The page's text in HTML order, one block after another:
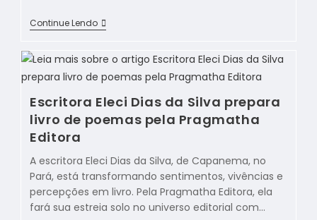
Continue Lendo
Escritora Eleci Dias da Silva prepara
livro de poemas pela Pragmatha
Editora
A escritora Eleci Dias da Silva, de Capanema, no
Pará, está transformando sentimentos, vivências e
percepções em livro. Pela Pragmatha Editora, ela
fará sua estreia solo no universo editorial com…